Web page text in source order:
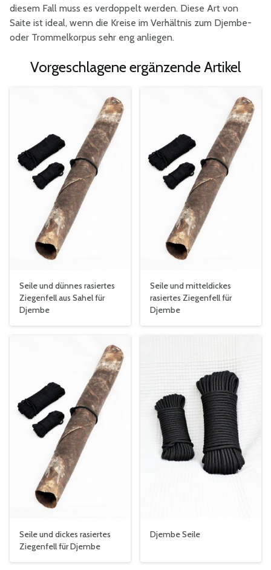
diesem Fall muss es verdoppelt werden. Diese Art von
Saite ist ideal, wenn die Kreise im Verhältnis zum Djembe-
oder Trommelkorpus sehr eng anliegen.
Vorgeschlagene ergänzende Artikel
Seile und dünnes rasiertes
Ziegenfell aus Sahel für
Djembe
Seile und mitteldickes
rasiertes Ziegenfell für
Djembe
Seile und dickes rasiertes
Ziegenfell für Djembe
Djembe Seile